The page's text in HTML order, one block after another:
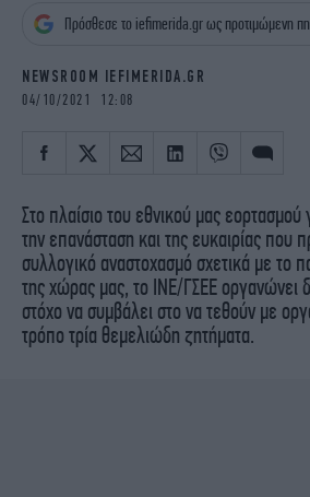
iBOOKS
MEDIA
Πρόσθεσε το iefimerida.gr ως προτιμώμενη
NEWSROOM IEFIMERIDA.GR
04/10/2021 12:08
Στο πλαίσιο του εθνικού μας εορτασμού
την επανάσταση και της ευκαιρίας που
συλλογικό αναστοχασμό σχετικά με το
της χώρας μας, το ΙΝΕ/ΓΣΕΕ οργανώνει
στόχο να συμβάλει στο να τεθούν με
τρόπο τρία θεμελιώδη ζητήματα.